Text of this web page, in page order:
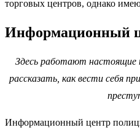
торговых центров, однако
Информационный
Здесь работают настоящие
рассказать, как вести себя
Информационный центр